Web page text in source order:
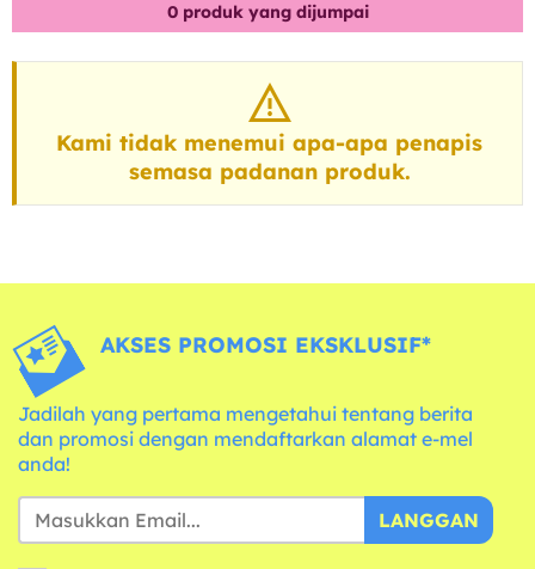
0produk yang dijumpai
Kami tidak menemui apa-apa penapis
semasa padanan produk.
AKSES PROMOSI EKSKLUSIF*
Jadilah yang pertama mengetahui tentang berita
dan promosi dengan mendaftarkan alamat e-mel
anda!
LANGGAN